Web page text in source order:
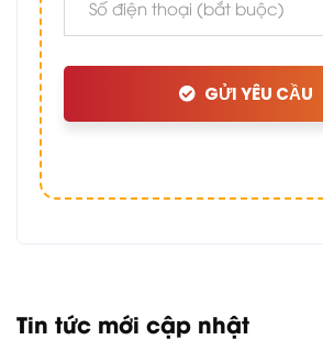
GỬI YÊU CẦU
Tin tức mới cập nhật